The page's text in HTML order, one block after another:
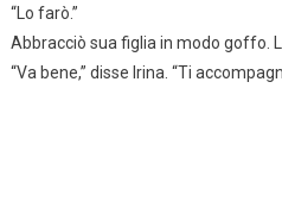
“Lo farò.”
Abbracciò sua figlia in modo goffo.
“Va bene,” disse Irina. “Ti